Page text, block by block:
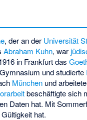
, der an der Universität
Abraham Kuhn, war
in Frankfurt das
und studierte
München und
beschäftigte sich
Daten hat. Mit
hat.